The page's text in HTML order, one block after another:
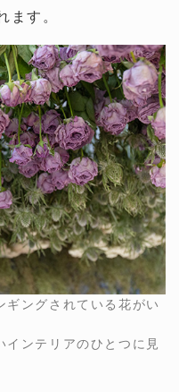
ます。
ギングされている花がい
ンテリアのひとつに見